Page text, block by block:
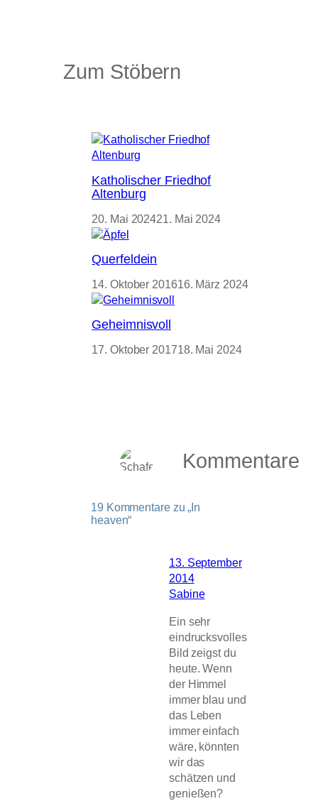
Zum Stöbern
Katholischer Friedhof
Altenburg
20. Mai 202421. Mai 2024
Querfeldein
14. Oktober 201616. März 2024
Geheimnisvoll
17. Oktober 201718. Mai 2024
Kommentare
19 Kommentare zu „In
heaven“
13. September
2014
Sabine
Ein sehr
eindrucksvolles
Bild zeigst du
heute. Wenn
der Himmel
immer blau und
das Leben
immer einfach
wäre, könnten
wir das
schätzen und
genießen?